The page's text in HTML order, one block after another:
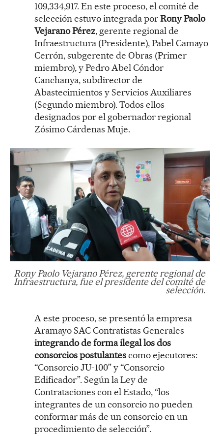
109,334,917. En este proceso, el comité de
selección estuvo integrada porRony Paolo
Vejarano Pérez, gerente regional de
Infraestructura (Presidente), Pabel Camayo
Cerrón, subgerente de Obras (Primer
miembro), y Pedro Abel Cóndor
Canchanya, subdirector de
Abastecimientos y Servicios Auxiliares
(Segundo miembro). Todos ellos
designados por el gobernador regional
Zósimo Cárdenas Muje.
Rony Paolo Vejarano Pérez, gerente regional de
Infraestructura, fue el presidente del comité de
selección.
A este proceso, se presentó la empresa
Aramayo SAC Contratistas Generales
integrando de forma ilegal los dos
consorcios postulantescomo ejecutores:
“Consorcio JU-100” y “Consorcio
Edificador”. Según la Ley de
Contrataciones con el Estado, “los
integrantes de un consorcio no pueden
conformar más de un consorcio en un
procedimiento de selección”.